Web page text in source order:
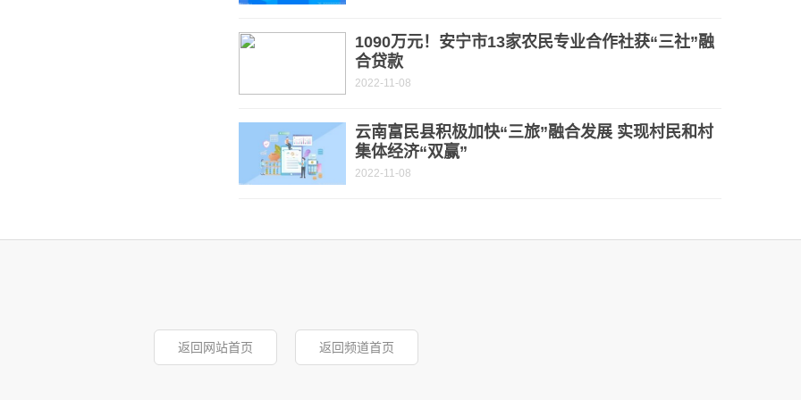
1090万元！安宁市13家农民专业合作社获“三社”融
合贷款
2022-11-08
云南富民县积极加快“三旅”融合发展 实现村民和村
集体经济“双赢”
2022-11-08
返回网站首页 返回频道首页